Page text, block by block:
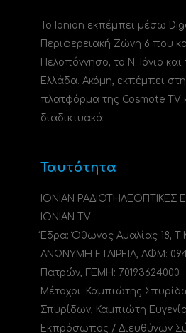
Το Ionian εκπέμπει μέσω
Περιφερειακή Ζώνη 6 που
Πελοπόννησο, το N. Ιόνιο
Ελλάδα. Ακόμη, εκπέμπει
πλατφόρμα της Cosmote TV
διαδικτυακά.
Ταυτότητα
ΙΟΝΙΑΝ ΡΑΔΙΟΤΗΛΕΟΠΤΙΚΕΣ
IONIAN TV
Έδρα: Όθωνος Αμαλίας 18,
ΑΝΩΝΥΜΗ ΕΤΑΙΡΕΙΑ, ΑΦΜ:
Πατρών, ΓΕΜΗ: 70193624000.
Μέτοχοι: Καμπιώτης
Σπυρίδων, Καμπιώτη
Εκπρόσωπος / Διευθύνων